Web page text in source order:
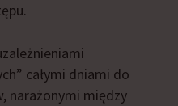
całymi dniami do
narażonymi między